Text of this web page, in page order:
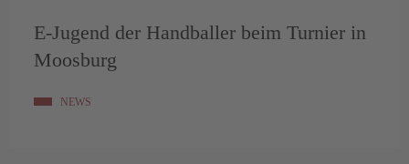
E-Jugend der Handballer beim Turnier in
Moosburg
NEWS